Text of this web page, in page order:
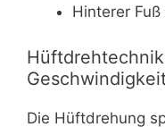
Hinterer
Die Hüftdrehung